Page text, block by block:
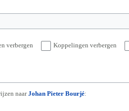
verbergen Koppelingen verbergen
naarJohan Pieter Bourjé: